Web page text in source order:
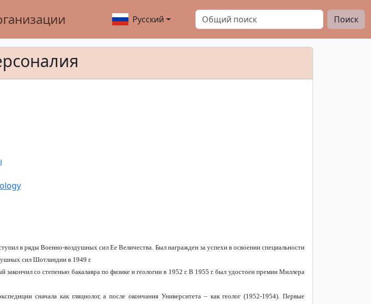
Русский Поиск
в ряды Военно-воздушных сил Ее Величества. Был награжден за успехи в освоении специальности
сил Шотландии в 1949 г.
со степенью бакалавра по физике и геологии в 1952 г. В 1955 г. был удостоен премии Миллера
сначала как гляциолог, а после окончания Университета – как геолог (1952-1954). Первые